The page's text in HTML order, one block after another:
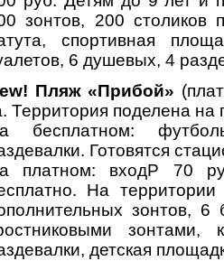
зонтов, 200
спортивная
6 душевых, 4
Пляж «Прибой»
Территория поделена
бесплатном:
Готовятся
платном: входP 70
На
зонтов, 6
детская